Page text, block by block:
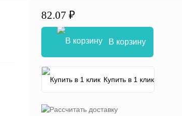
82.07 ₽
В корзину
Купить в 1 клик